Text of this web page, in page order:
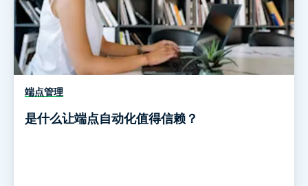
端点管理
是什么让端点自动化值得信赖？